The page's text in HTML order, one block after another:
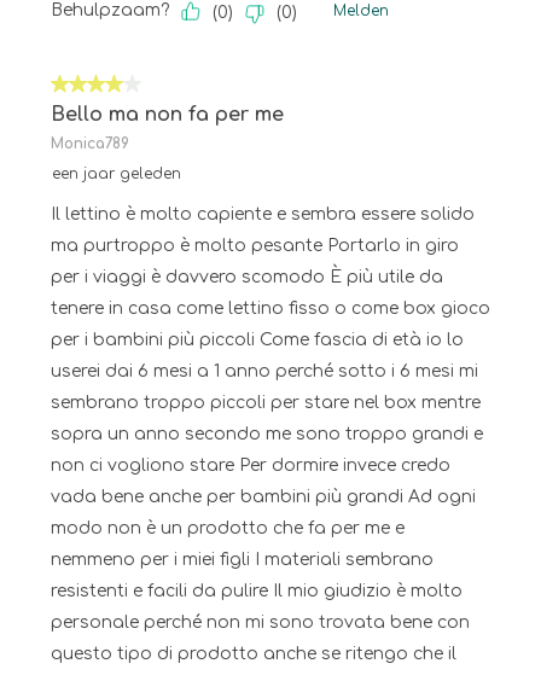
Behulpzaam? (0) (0) Melden
4 van 5 sterren.
Bello ma non fa per me
Monica789
een jaar geleden
Il lettino è molto capiente e sembra essere solido
ma purtroppo è molto pesante Portarlo in giro
per i viaggi è davvero scomodo È più utile da
tenere in casa come lettino fisso o come box gioco
per i bambini più piccoli Come fascia di età io lo
userei dai 6 mesi a 1 anno perché sotto i 6 mesi mi
sembrano troppo piccoli per stare nel box mentre
sopra un anno secondo me sono troppo grandi e
non ci vogliono stare Per dormire invece credo
vada bene anche per bambini più grandi Ad ogni
modo non è un prodotto che fa per me e
nemmeno per i miei figli I materiali sembrano
resistenti e facili da pulire Il mio giudizio è molto
personale perché non mi sono trovata bene con
questo tipo di prodotto anche se ritengo che il